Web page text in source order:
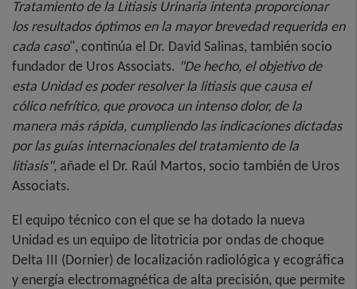
Tratamiento de la Litiasis Urinaria intenta proporcionar
los resultados óptimos en la mayor brevedad requerida en
cada caso", continúa el Dr. David Salinas, también socio
fundador de Uros Associats. "De hecho, el objetivo de
esta Unidad es poder resolver la litiasis que causa el
cólico nefrítico, que provoca un intenso dolor, de la
manera más rápida, cumpliendo las indicaciones dictadas
por las guías internacionales del tratamiento de la
litiasis", añade el Dr. Raúl Martos, socio también de Uros
Associats.
El equipo técnico con el que se ha dotado la nueva
Unidad es un equipo de litotricia por ondas de choque
Delta III (Dornier) de localización radiológica y ecográfica
y energía electromagnética de alta precisión, que permite